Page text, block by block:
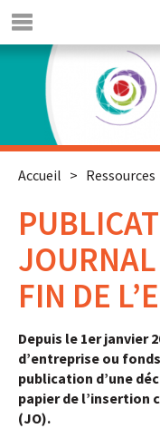
Accueil > Ressources
FIN DE
Depuis le 1er janvier
d’entreprise ou
publication d’une
papier de l’insertion
(JO).